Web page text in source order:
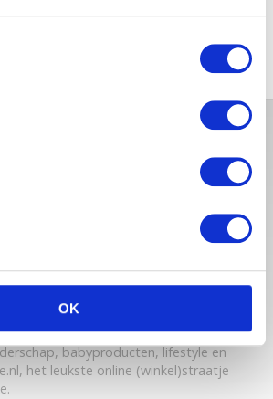
OK
ontmoetingsplek vol
handige artikelen op het gebied van
babyproducten, lifestyle en
het leukste online (winkel)straatje